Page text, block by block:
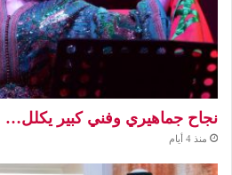
نجاح جماهيري وفني كبير يكلل…
منذ 4 أيام